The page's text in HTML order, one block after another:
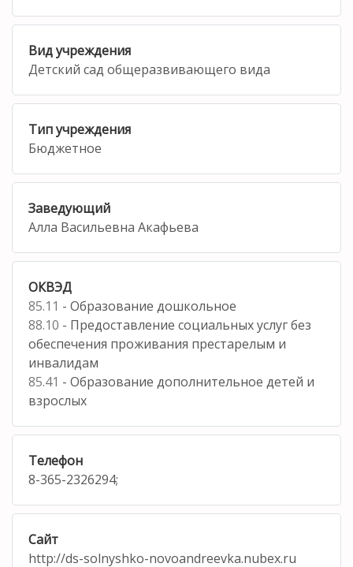
Вид учреждения
Детский сад общеразвивающего вида
Тип учреждения
Бюджетное
Заведующий
Алла Васильевна Акафьева
ОКВЭД
85.11 - Образование дошкольное
88.10 - Предоставление социальных услуг без
обеспечения проживания престарелым и
инвалидам
85.41 - Образование дополнительное детей и
взрослых
Телефон
8-365-2326294;
Сайт
http://ds-solnyshko-novoandreevka.nubex.ru